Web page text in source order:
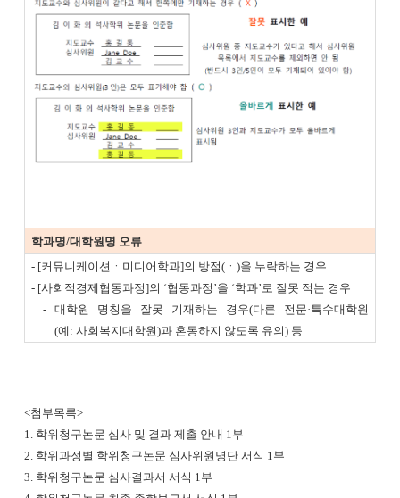
학과명/대학원명 오류
- [커뮤니케이션ㆍ미디어학과]의 방점(ㆍ)을 누락하는 경우
- [사회적경제협동과정]의 ‘협동과정’을 ‘학과’로 잘못 적는 경우
- 대학원 명칭을 잘못 기재하는 경우(다른 전문·특수대학원
(예: 사회복지대학원)과 혼동하지 않도록 유의) 등
<첨부목록>
1. 학위청구논문 심사 및 결과 제출 안내 1부
2. 학위과정별 학위청구논문 심사위원명단 서식 1부
3. 학위청구논문 심사결과서 서식 1부